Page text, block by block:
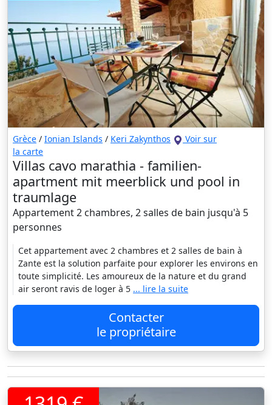
Grèce / Ionian Islands / Keri Zakynthos
Voir sur
la carte
Villas cavo marathia - familien-
apartment mit meerblick und pool in
traumlage
Appartement 2 chambres, 2 salles de bain jusqu'à 5
personnes
Cet appartement avec 2 chambres et 2 salles de bain à
Zante est la solution parfaite pour explorer les environs en
toute simplicité. Les amoureux de la nature et du grand
air seront ravis de loger à 5 ... lire la suite
Contacter
le propriétaire